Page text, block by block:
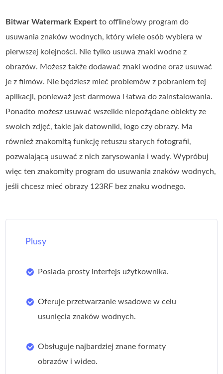
Bitwar Watermark Expert to offline’owy program do
usuwania znaków wodnych, który wiele osób wybiera w
pierwszej kolejności. Nie tylko usuwa znaki wodne z
obrazów. Możesz także dodawać znaki wodne oraz usuwać
je z filmów. Nie będziesz mieć problemów z pobraniem tej
aplikacji, ponieważ jest darmowa i łatwa do zainstalowania.
Ponadto możesz usuwać wszelkie niepożądane obiekty ze
swoich zdjęć, takie jak datowniki, logo czy obrazy. Ma
również znakomitą funkcję retuszu starych fotografii,
pozwalającą usuwać z nich zarysowania i wady. Wypróbuj
więc ten znakomity program do usuwania znaków wodnych,
jeśli chcesz mieć obrazy 123RF bez znaku wodnego.
Plusy
Posiada prosty interfejs użytkownika.
Oferuje przetwarzanie wsadowe w celu
usunięcia znaków wodnych.
Obsługuje najbardziej znane formaty
obrazów i wideo.